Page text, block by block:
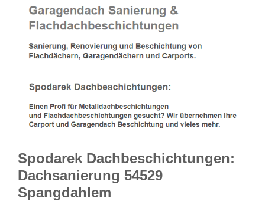
Spodarek Dachbeschichtungen:
Dachsanierung 54529
Spangdahlem